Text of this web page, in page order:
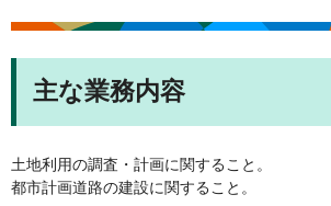
主な業務内容
土地利用の調査・計画に関すること。
都市計画道路の建設に関すること。